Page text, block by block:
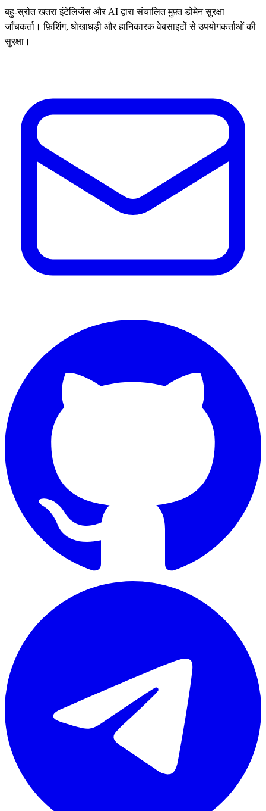
बहु-स्रोत खतरा इंटेलिजेंस और AI द्वारा संचालित मुफ़्त डोमेन सुरक्षा
जाँचकर्ता। फ़िशिंग, धोखाधड़ी और हानिकारक वेबसाइटों से उपयोगकर्ताओं की
सुरक्षा।